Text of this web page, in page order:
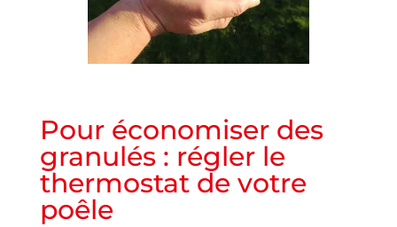
Pour économiser des
granulés : régler le
thermostat de votre
poêle